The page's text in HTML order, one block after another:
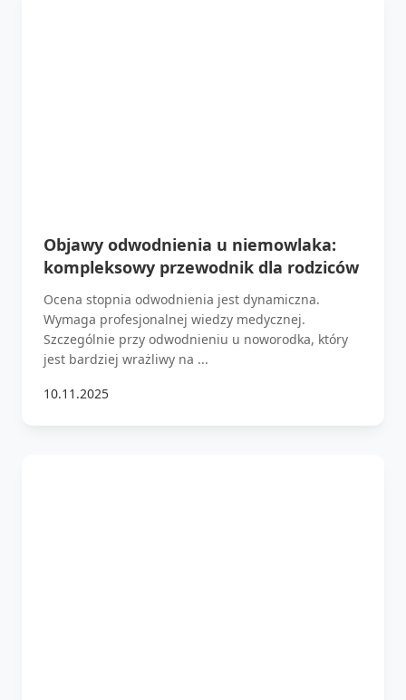
Objawy odwodnienia u niemowlaka:
kompleksowy przewodnik dla rodziców
Ocena stopnia odwodnienia jest dynamiczna.
Wymaga profesjonalnej wiedzy medycznej.
Szczególnie przy odwodnieniu u noworodka, który
jest bardziej wrażliwy na ...
10.11.2025